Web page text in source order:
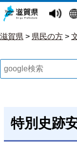
滋賀県 > 県民の方 >
特別史跡